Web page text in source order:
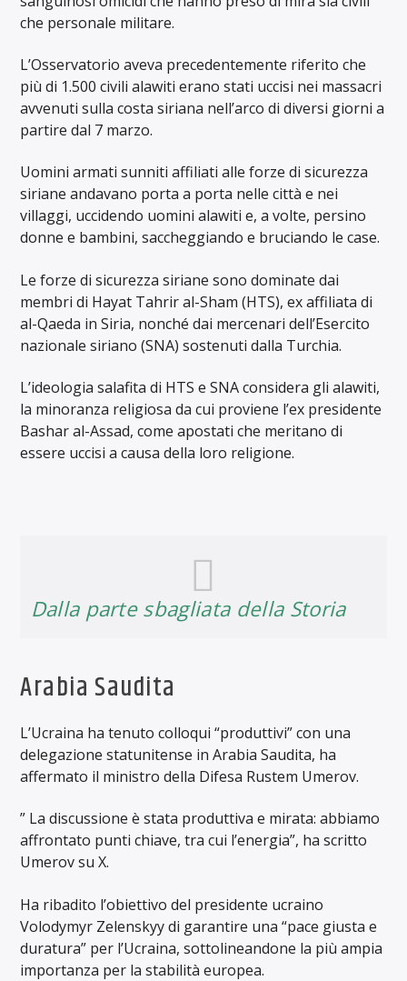
che personale militare.
L’Osservatorio aveva precedentemente riferito che
più di 1.500 civili alawiti erano stati uccisi nei massacri
avvenuti sulla costa siriana nell’arco di diversi giorni a
partire dal 7 marzo.
Uomini armati sunniti affiliati alle forze di sicurezza
siriane andavano porta a porta nelle città e nei
villaggi, uccidendo uomini alawiti e, a volte, persino
donne e bambini, saccheggiando e bruciando le case.
Le forze di sicurezza siriane sono dominate dai
membri di Hayat Tahrir al-Sham (HTS), ex affiliata di
al-Qaeda in Siria, nonché dai mercenari dell’Esercito
nazionale siriano (SNA) sostenuti dalla Turchia.
L’ideologia salafita di HTS e SNA considera gli alawiti,
la minoranza religiosa da cui proviene l’ex presidente
Bashar al-Assad, come apostati che meritano di
essere uccisi a causa della loro religione.
Dalla parte sbagliata della Storia
Arabia Saudita
L’Ucraina ha tenuto colloqui “produttivi” con una
delegazione statunitense in Arabia Saudita, ha
affermato il ministro della Difesa Rustem Umerov.
” La discussione è stata produttiva e mirata: abbiamo
affrontato punti chiave, tra cui l’energia”, ha scritto
Umerov su X.
Ha ribadito l’obiettivo del presidente ucraino
Volodymyr Zelenskyy di garantire una “pace giusta e
duratura” per l’Ucraina, sottolineandone la più ampia
importanza per la stabilità europea.